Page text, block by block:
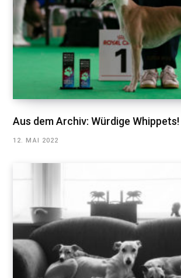
Aus dem Archiv: Würdige Whippets!
12. MAI 2022